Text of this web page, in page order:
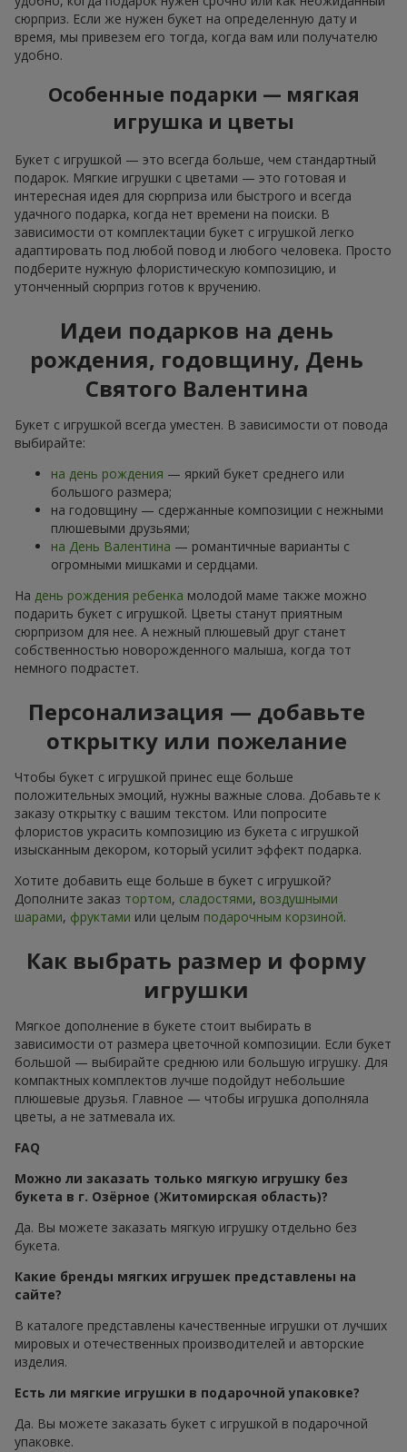
сюрприз. Если же нужен букет на определенную дату и
время, мы привезем его тогда, когда вам или получателю
удобно.
Особенные подарки — мягкая
игрушка и цветы
Букет с игрушкой — это всегда больше, чем стандартный
подарок. Мягкие игрушки с цветами — это готовая и
интересная идея для сюрприза или быстрого и всегда
удачного подарка, когда нет времени на поиски. В
зависимости от комплектации букет с игрушкой легко
адаптировать под любой повод и любого человека. Просто
подберите нужную флористическую композицию, и
утонченный сюрприз готов к вручению.
Идеи подарков на день
рождения, годовщину, День
Святого Валентина
Букет с игрушкой всегда уместен. В зависимости от повода
выбирайте:
на день рождения — яркий букет среднего или
большого размера;
на годовщину — сдержанные композиции с нежными
плюшевыми друзьями;
на День Валентина — романтичные варианты с
огромными мишками и сердцами.
На день рождения ребенка молодой маме также можно
подарить букет с игрушкой. Цветы станут приятным
сюрпризом для нее. А нежный плюшевый друг станет
собственностью новорожденного малыша, когда тот
немного подрастет.
Персонализация — добавьте
открытку или пожелание
Чтобы букет с игрушкой принес еще больше
положительных эмоций, нужны важные слова. Добавьте к
заказу открытку с вашим текстом. Или попросите
флористов украсить композицию из букета с игрушкой
изысканным декором, который усилит эффект подарка.
Хотите добавить еще больше в букет с игрушкой?
Дополните заказ тортом, сладостями, воздушными
шарами, фруктами или целым подарочным корзиной.
Как выбрать размер и форму
игрушки
Мягкое дополнение в букете стоит выбирать в
зависимости от размера цветочной композиции. Если букет
большой — выбирайте среднюю или большую игрушку. Для
компактных комплектов лучше подойдут небольшие
плюшевые друзья. Главное — чтобы игрушка дополняла
цветы, а не затмевала их.
FAQ
Можно ли заказать только мягкую игрушку без
букета в г. Озёрное (Житомирская область)?
Да. Вы можете заказать мягкую игрушку отдельно без
букета.
Какие бренды мягких игрушек представлены на
сайте?
В каталоге представлены качественные игрушки от лучших
мировых и отечественных производителей и авторские
изделия.
Есть ли мягкие игрушки в подарочной упаковке?
Да. Вы можете заказать букет с игрушкой в подарочной
упаковке.